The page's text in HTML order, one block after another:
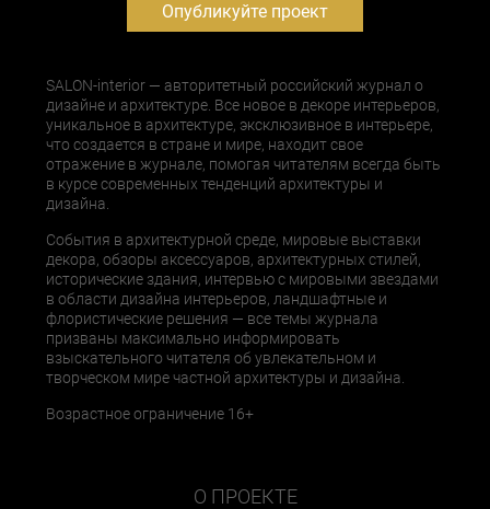
Опубликуйте проект
SALON-interior — авторитетный российский журнал о
дизайне и архитектуре. Все новое в декоре интерьеров,
уникальное в архитектуре, эксклюзивное в интерьере,
что создается в стране и мире, находит свое
отражение в журнале, помогая читателям всегда быть
в курсе современных тенденций архитектуры и
дизайна.
События в архитектурной среде, мировые выставки
декора, обзоры аксессуаров, архитектурных стилей,
исторические здания, интервью с мировыми звездами
в области дизайна интерьеров, ландшафтные и
флористические решения — все темы журнала
призваны максимально информировать
взыскательного читателя об увлекательном и
творческом мире частной архитектуры и дизайна.
Возрастное ограничение 16+
О ПРОЕКТЕ